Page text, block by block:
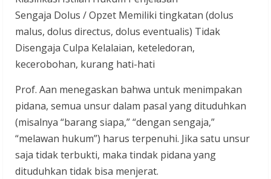
Sengaja Dolus / Opzet Memiliki tingkatan (dolus
malus, dolus directus, dolus eventualis) Tidak
Disengaja Culpa Kelalaian, keteledoran,
kecerobohan, kurang hati-hati
Prof. Aan menegaskan bahwa untuk menimpakan
pidana, semua unsur dalam pasal yang dituduhkan
(misalnya “barang siapa,” “dengan sengaja,”
“melawan hukum”) harus terpenuhi. Jika satu unsur
saja tidak terbukti, maka tindak pidana yang
dituduhkan tidak bisa menjerat.